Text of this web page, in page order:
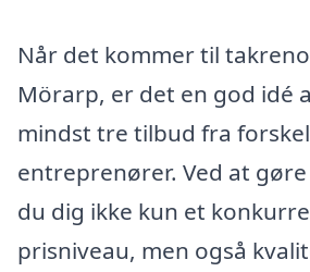
Når det kommer til
Mörarp, er det en god idé
mindst tre tilbud fra
entreprenører. Ved at
du dig ikke kun et
prisniveau, men også